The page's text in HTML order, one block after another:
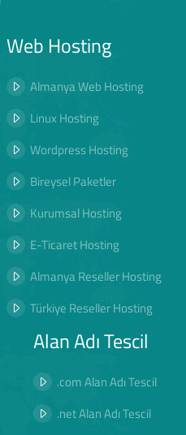
Web Hosting
Almanya Web Hosting
Linux Hosting
Wordpress Hosting
Bireysel Paketler
Kurumsal Hosting
E-Ticaret Hosting
Almanya Reseller Hosting
Türkiye Reseller Hosting
Alan Adı Tescil
.com Alan Adı Tescil
.net Alan Adı Tescil